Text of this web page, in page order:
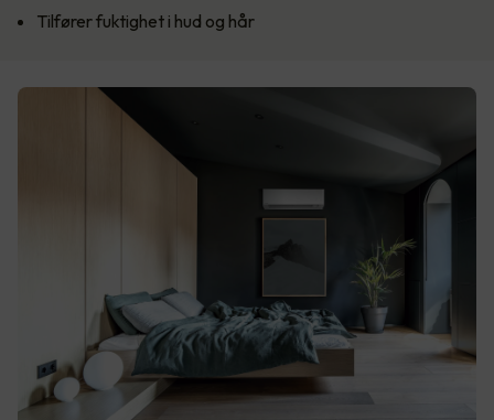
Tilfører fuktighet i hud og hår